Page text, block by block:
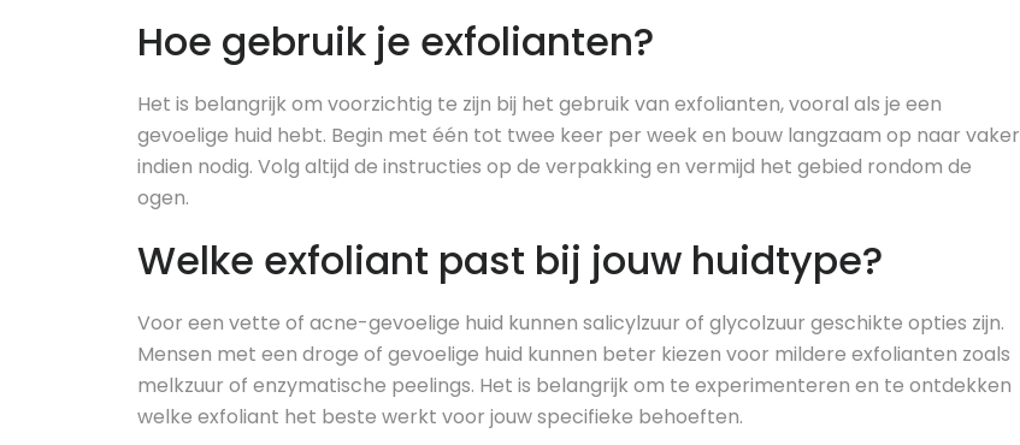
Hoe gebruik je exfolianten?
Het is belangrijk om voorzichtig te zijn bij het gebruik van exfolianten, vooral als je een
gevoelige huid hebt. Begin met één tot twee keer per week en bouw langzaam op naar vaker
indien nodig. Volg altijd de instructies op de verpakking en vermijd het gebied rondom de
ogen.
Welke exfoliant past bij jouw huidtype?
Voor een vette of acne-gevoelige huid kunnen salicylzuur of glycolzuur geschikte opties zijn.
Mensen met een droge of gevoelige huid kunnen beter kiezen voor mildere exfolianten zoals
melkzuur of enzymatische peelings. Het is belangrijk om te experimenteren en te ontdekken
welke exfoliant het beste werkt voor jouw specifieke behoeften.